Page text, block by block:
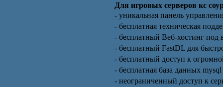
Для игровых серверов кс
- уникальная панель
- бесплатная техническая
- бесплатный Веб-хостинг
- бесплатный FastDL для
- бесплатный доступ к
- бесплатная база данных
- неограниченный доступ к